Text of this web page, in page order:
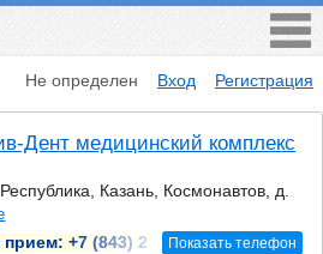
Не определен Вход Регистрация
Дент медицинский комплекс
Казань, Космонавтов, д.
прием: +7 (843) 2 Показать телефон